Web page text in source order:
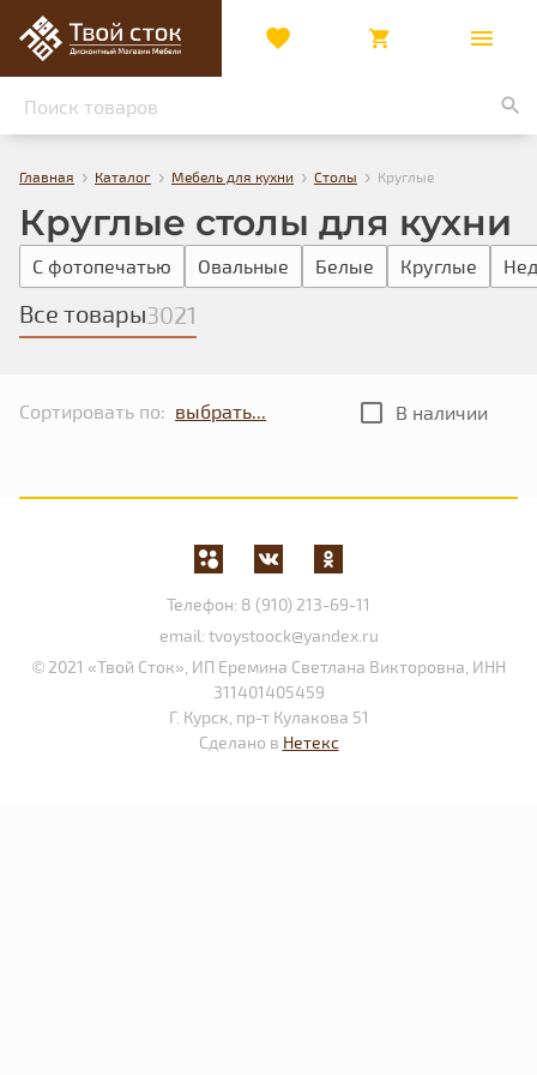
Главная › Каталог › Мебель для кухни › Столы › Круглые
Круглые столы для кухни
С фотопечатью Овальные Белые Круглые
Все товары3021
Сортировать по: В наличии
Телефон: 8 (910) 213-69-11
email: tvoystoock@yandex.ru
© 2021 «Твой Сток», ИП Еремина Светлана Викторовна, ИНН
311401405459
Г. Курск, пр-т Кулакова 51
Сделано в Нетекс